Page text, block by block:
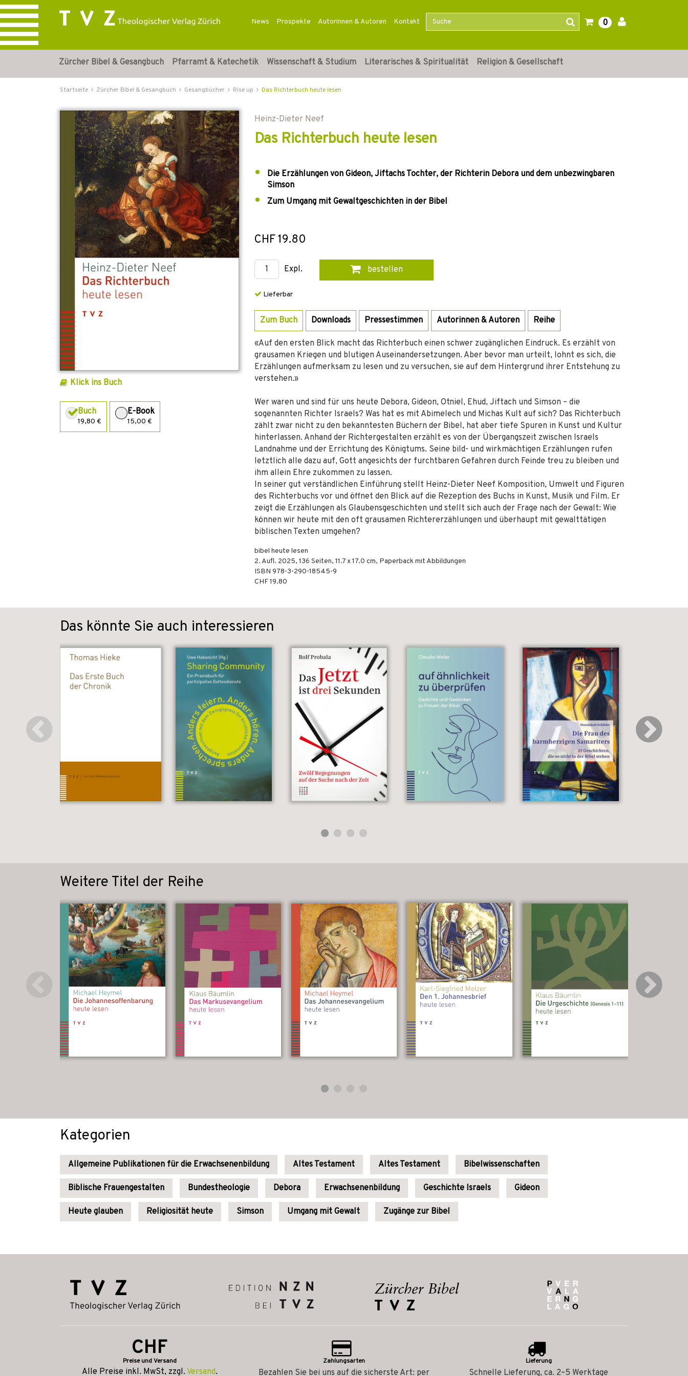
News Prospekte Autorinnen & Autoren Kontakt 0
Zürcher Bibel & Gesangbuch Pfarramt & Katechetik Wissenschaft & Studium Literarisches & Spiritualität Religion & Gesellschaft
Startseite Zürcher Bibel & Gesangbuch Gesangbücher Rise up Das Richterbuch heute lesen
Klick ins Buch
Buch
19,80 €
E-Book
15,00 €
Heinz-Dieter Neef
Das Richterbuch heute lesen
Die Erzählungen von Gideon, Jiftachs Tochter, der Richterin Debora und dem unbezwingbaren
Simson
Zum Umgang mit Gewaltgeschichten in der Bibel
CHF 19.80
Expl. bestellen
Lieferbar
Zum Buch Downloads Pressestimmen Autorinnen & Autoren Reihe
«Auf den ersten Blick macht das Richterbuch einen schwer zugänglichen Eindruck. Es erzählt von
grausamen Kriegen und blutigen Auseinandersetzungen. Aber bevor man urteilt, lohnt es sich, die
Erzählungen aufmerksam zu lesen und zu versuchen, sie auf dem Hintergrund ihrer Entstehung zu
verstehen.»
Wer waren und sind für uns heute Debora, Gideon, Otniel, Ehud, Jiftach und Simson – die
sogenannten Richter Israels? Was hat es mit Abimelech und Michas Kult auf sich? Das Richterbuch
zählt zwar nicht zu den bekanntesten Büchern der Bibel, hat aber tiefe Spuren in Kunst und Kultur
hinterlassen. Anhand der Richtergestalten erzählt es von der Übergangszeit zwischen Israels
Landnahme und der Errichtung des Königtums. Seine bild- und wirkmächtigen Erzählungen rufen
letztlich alle dazu auf, Gott angesichts der furchtbaren Gefahren durch Feinde treu zu bleiben und
ihm allein Ehre zukommen zu lassen.
In seiner gut verständlichen Einführung stellt Heinz-Dieter Neef Komposition, Umwelt und Figuren
des Richterbuchs vor und öffnet den Blick auf die Rezeption des Buchs in Kunst, Musik und Film. Er
zeigt die Erzählungen als Glaubensgeschichten und stellt sich auch der Frage nach der Gewalt: Wie
können wir heute mit den oft grausamen Richtererzählungen und überhaupt mit gewalttätigen
biblischen Texten umgehen?
bibel heute lesen
2. Aufl. 2025, 136 Seiten, 11.7 x 17.0 cm, Paperback mit Abbildungen
ISBN 978-3-290-18545-9
CHF 19.80
Das könnte Sie auch interessieren
Weitere Titel der Reihe
Kategorien
Allgemeine Publikationen für die Erwachsenenbildung Altes Testament Altes Testament Bibelwissenschaften
Biblische Frauengestalten Bundestheologie Debora Erwachsenenbildung Geschichte Israels Gideon
Heute glauben Religiosität heute Simson Umgang mit Gewalt Zugänge zur Bibel
CHF
Preise und Versand
Alle Preise inkl. MwSt, zzgl. Versand.
Zahlungsarten
Bezahlen Sie bei uns auf die sicherste Art: per
Lieferung
Schnelle Lieferung, ca. 2–5 Werktage